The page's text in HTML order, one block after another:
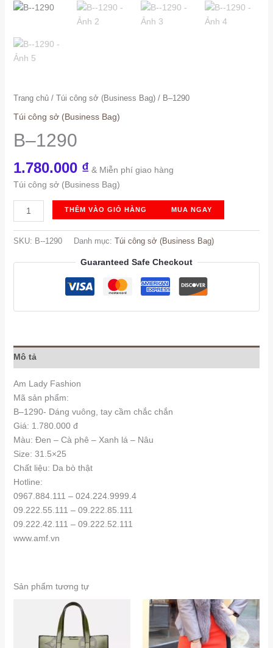
Trang chủ/ Túi công sở (Business Bag)/ B–1290
Túi công sở (Business Bag)
B–1290
1.780.000 ₫ & Miễn phí giao hàng
Túi công sở (Business Bag)
-1290
THÊM VÀO GIỎ HÀNG MUA NGAY
SKU: B--1290 Danh mục: Túi công sở (Business Bag)
Guaranteed Safe Checkout
Mô tả
Am Lady Fashion
Mã sản phẩm:
B–1290- Dáng vuông, tay cầm chắc chắn
Giá: 1.780.000 đ
Màu: Đen – Cà phê – Xanh lá – Nâu
Size: 31.5×25
Chất liệu: Da bò thật
Hotline:
0967.884.111 – 024.224.9999.4
09.222.55.111 – 09.222.85.111
09.222.42.111 – 09.222.52.111
www.amf.vn
Sản phẩm tương tự